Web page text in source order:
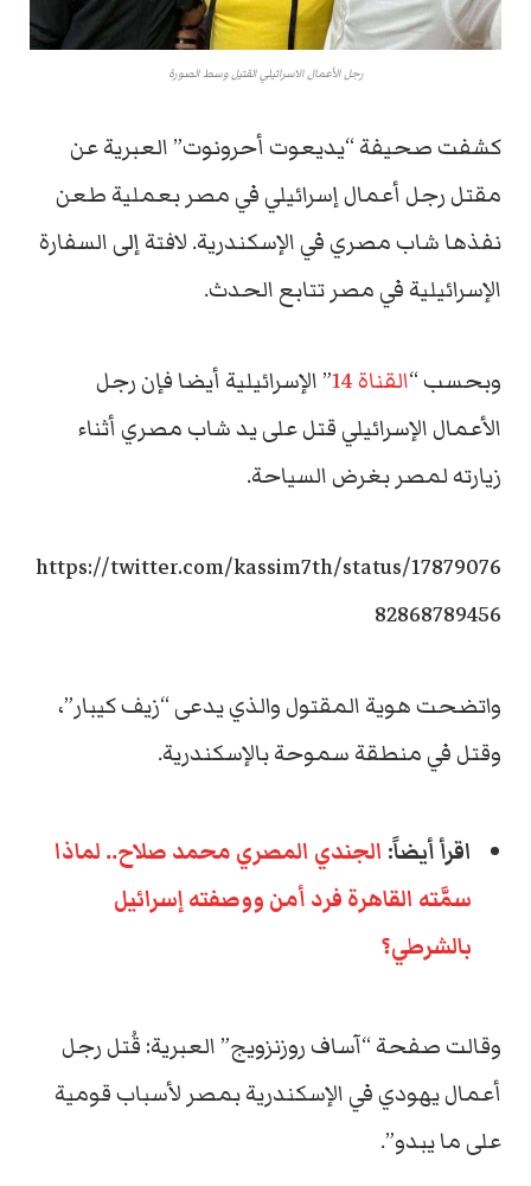
رجل الأعمال الاسرائيلي القتيل وسط الصورة
كشفت صحيفة “يديعوت أحرونوت” العبرية عن
مقتل رجل أعمال إسرائيلي في مصر بعملية طعن
نفذها شاب مصري في الإسكندرية. لافتة إلى السفارة
الإسرائيلية في مصر تتابع الحدث.
وبحسب “القناة 14
” الإسرائيلية أيضا فإن رجل
الأعمال الإسرائيلي قتل على يد شاب مصري أثناء
زيارته لمصر بغرض السياحة.
https://twitter.com/kassim7th/status/17879076
82868789456
واتضحت هوية المقتول والذي يدعى “زيف كيبار”،
وقتل في منطقة سموحة بالإسكندرية.
اقرأ أيضاً: الجندي المصري محمد صلاح.. لماذا
سمَّته القاهرة فرد أمن ووصفته إسرائيل
بالشرطي؟
وقالت صفحة “آساف روزنزويج” العبرية: قُتل رجل
أعمال يهودي في الإسكندرية بمصر لأسباب قومية
على ما يبدو”.